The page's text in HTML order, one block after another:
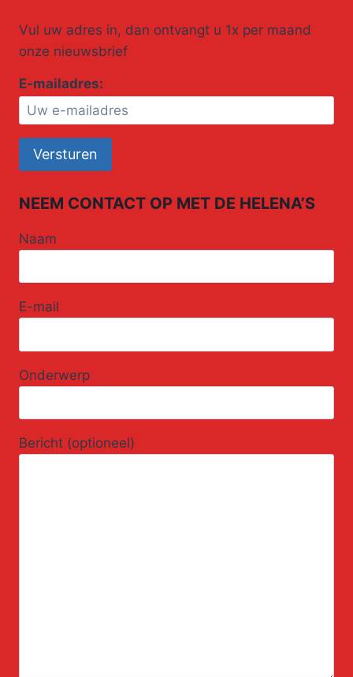
Vul uw adres in, dan ontvangt u 1x per maand
onze nieuwsbrief
E-mailadres:
NEEM CONTACT OP MET DE HELENA’S
Naam
E-mail
Onderwerp
Bericht (optioneel)